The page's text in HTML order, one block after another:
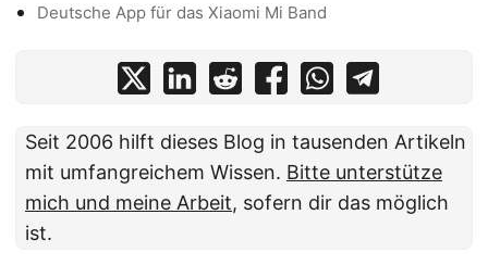
Deutsche App für das Xiaomi Mi Band
Seit 2006 hilft dieses Blog in tausenden Artikeln
mit umfangreichem Wissen. Bitte unterstütze
mich und meine Arbeit, sofern dir das möglich
ist.